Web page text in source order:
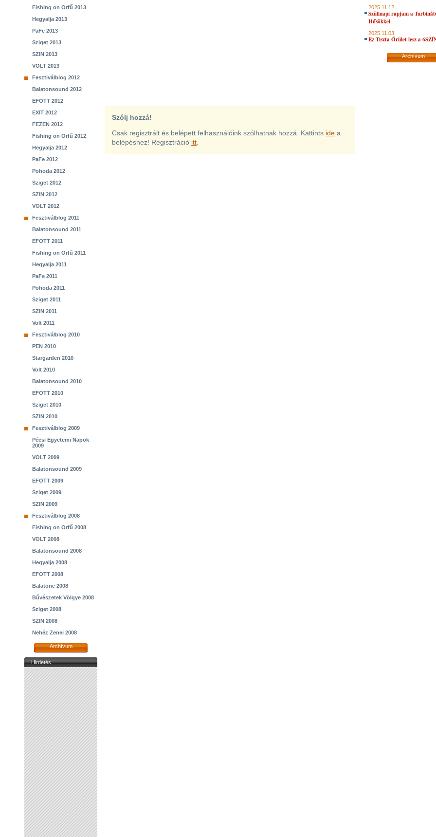
Fishing on Orfű 2013
Hegyalja 2013
PaFe 2013
Sziget 2013
SZIN 2013
VOLT 2013
Fesztiválblog 2012
Balatonsound 2012
EFOTT 2012
EXIT 2012
FEZEN 2012
Fishing on Orfű 2012
Hegyalja 2012
PaFe 2012
Pohoda 2012
Sziget 2012
SZIN 2012
VOLT 2012
Fesztiválblog 2011
Balatonsound 2011
EFOTT 2011
Fishing on Orfű 2011
Hegyalja 2011
PaFe 2011
Pohoda 2011
Sziget 2011
SZIN 2011
Volt 2011
Fesztiválblog 2010
PEN 2010
Stargarden 2010
Volt 2010
Balatonsound 2010
EFOTT 2010
Sziget 2010
SZIN 2010
Fesztiválblog 2009
Pécsi Egyetemi Napok
2009
VOLT 2009
Balatonsound 2009
EFOTT 2009
Sziget 2009
SZIN 2009
Fesztiválblog 2008
Fishing on Orfű 2008
VOLT 2008
Balatonsound 2008
Hegyalja 2008
EFOTT 2008
Balatone 2008
Bűvészetek Völgye 2008
Sziget 2008
SZIN 2008
Nehéz Zenei 2008
Archívum
Hirdetés
Szólj hozzá!
Csak regisztrált és belépett felhasználóink szólhatnak hozzá. Kattints ide a
belépéshez! Regisztráció itt
2025.11.12.
Szülinapi rapjam a
Hősökkel
2025.11.03.
Ez Tiszta Őrület lesz a
Archívum